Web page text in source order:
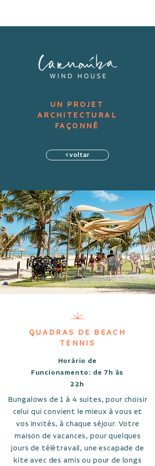
UN PROJET
ARCHITECTURAL
FAÇONNÉ
< voltar
QUADRAS DE BEACH
TENNIS
Horário de
Funcionamento: de 7h às
22h
Bungalows de 1 à 4 suites, pour choisir
celui qui convient le mieux à vous et
vos invités, à chaque séjour. Votre
maison de vacances, pour quelques
jours de télétravail, une escapade de
kite avec des amis ou pour de longs